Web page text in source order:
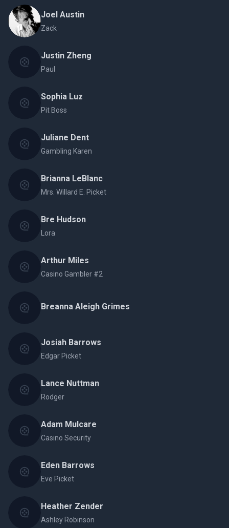
Joel Austin
Zack
Justin Zheng
Paul
Sophia Luz
Pit Boss
Juliane Dent
Gambling Karen
Brianna LeBlanc
Mrs. Willard E. Picket
Bre Hudson
Lora
Arthur Miles
Casino Gambler #2
Breanna Aleigh Grimes
Josiah Barrows
Edgar Picket
Lance Nuttman
Rodger
Adam Mulcare
Casino Security
Eden Barrows
Eve Picket
Heather Zender
Ashley Robinson